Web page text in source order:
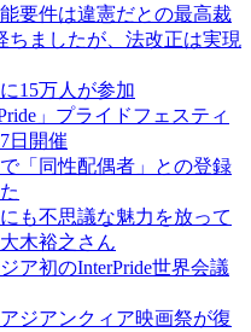
要件は違憲だとの最高裁
ちましたが、法改正は実現
15万人が参加
」プライドフェスティ
日開催
「同性配偶者」との登録
も不思議な魅力を放って
木裕之さん
ア初のInterPride世界会議
ジアンクィア映画祭が復